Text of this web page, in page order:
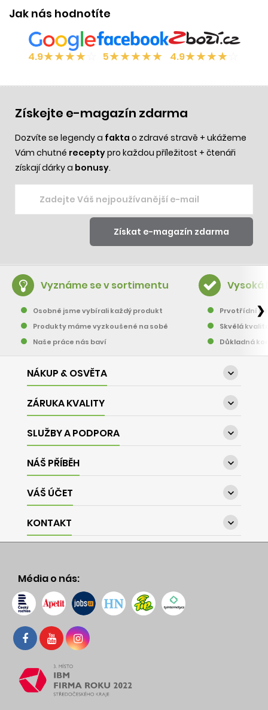
Jak nás hodnotíte
4.9★★★★ 5★★★★★ 4.9★★★★
Získejte e-magazín zdarma
Dozvíte se legendy a fakta o zdravé stravě + ukážeme
Vám chutné receptypro každou příležitost + čtenáři
získají dárky a bonusy.
Vyznáme se v sortimentu
Osobně jsme vybírali každý produkt
Produkty máme vyzkoušené na sobě
Naše práce nás baví
Vysoká
Prvotřídní
Skvělá
Důkladná
❯
NÁKUP & OSVĚTA 
ZÁRUKA KVALITY 
SLUŽBY A PODPORA 
NÁŠ PŘÍBĚH 
VÁŠ ÚČET 
KONTAKT 
Média o nás: